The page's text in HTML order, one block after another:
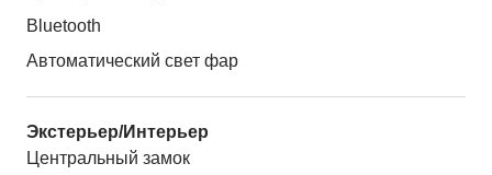
Bluetooth
Автоматический свет фар
Экстерьер/Интерьер
Центральный замок